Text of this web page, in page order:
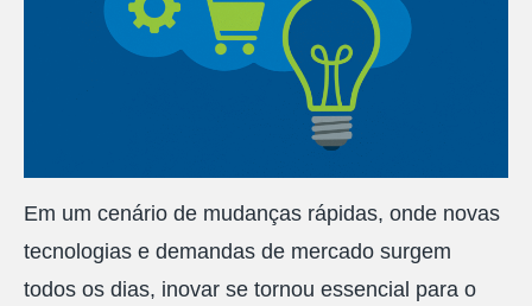
Em um cenário de mudanças rápidas, onde novas
tecnologias e demandas de mercado surgem
todos os dias, inovar se tornou essencial para o